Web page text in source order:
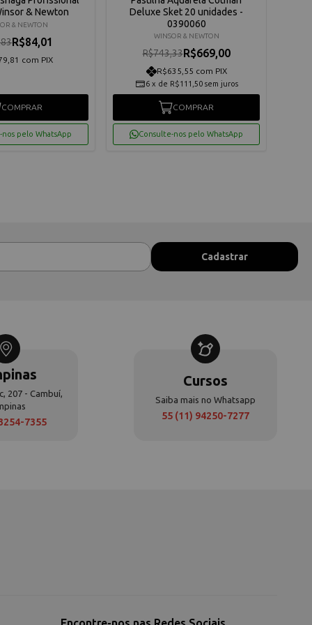
& Newton
& NEWTON
R$84,01
com PIX
COMPRAR
nos pelo WhatsApp
Deluxe Sket 20 unidades -
0390060
WINSOR & NEWTON
R$743,33R$669,00
R$635,55 com PIX
6 x de R$111,50 sem juros
COMPRAR
Consulte-nos pelo WhatsApp
207 - Cambuí,
7355
Cursos
Saiba mais no Whatsapp
55 (11) 94250-7277